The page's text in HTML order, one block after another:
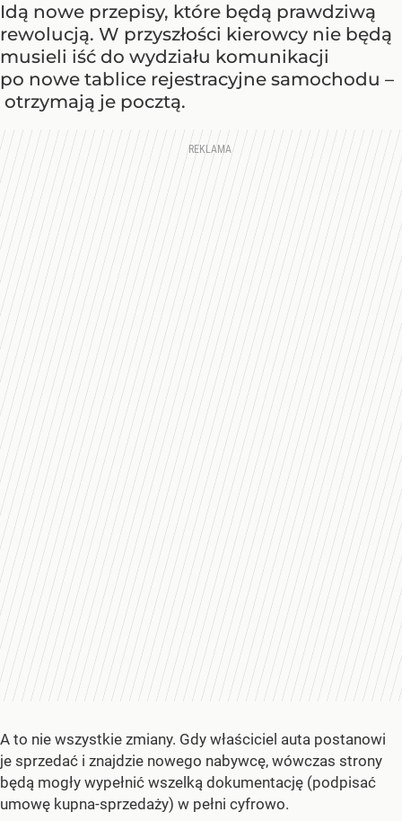
Idą nowe przepisy, które będą prawdziwą
rewolucją. W przyszłości kierowcy nie będą
musieli iść do wydziału komunikacji
po nowe tablice rejestracyjne samochodu –
otrzymają je pocztą.
A to nie wszystkie zmiany. Gdy właściciel auta postanowi
je sprzedać i znajdzie nowego nabywcę, wówczas strony
będą mogły wypełnić wszelką dokumentację (podpisać
umowę kupna-sprzedaży) w pełni cyfrowo.